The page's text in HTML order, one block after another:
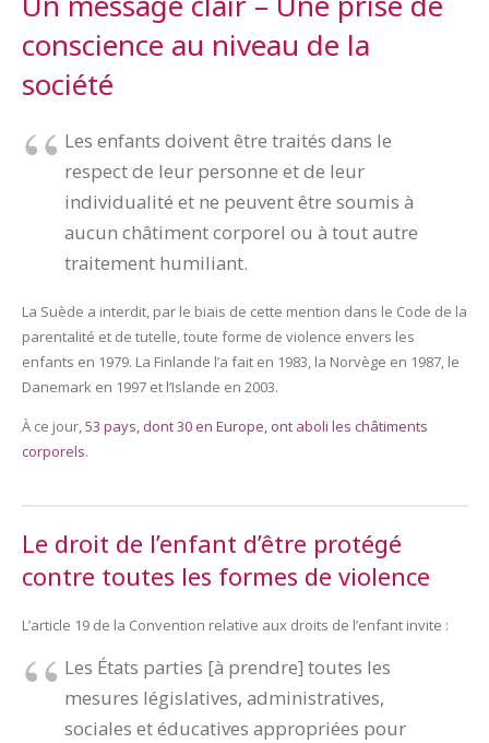
conscience au niveau de la
société
Les enfants doivent être traités dans le
respect de leur personne et de leur
individualité et ne peuvent être soumis à
aucun châtiment corporel ou à tout autre
traitement humiliant.
La Suède a interdit, par le biais de cette mention dans le Code de la
parentalité et de tutelle, toute forme de violence envers les
enfants en 1979. La Finlande l’a fait en 1983, la Norvège en 1987, le
Danemark en 1997 et l’Islande en 2003.
À ce jour,53 pays, dont 30 en Europe, ont aboli les châtiments
corporels.
Le droit de l’enfant d’être protégé
contre toutes les formes de violence
L’article 19 de la Convention relative aux droits de l’enfant invite :
Les États parties [à prendre] toutes les
mesures législatives, administratives,
sociales et éducatives appropriées pour